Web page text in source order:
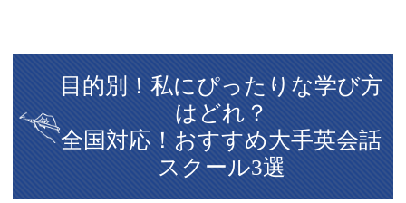
目的別！私にぴったりな学び方
はどれ？
全国対応！おすすめ大手英会話
スクール3選